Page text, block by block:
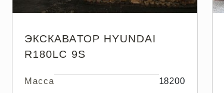
ЭКСКАВАТОР HYUNDAI
R180LC 9S
Масса
18200